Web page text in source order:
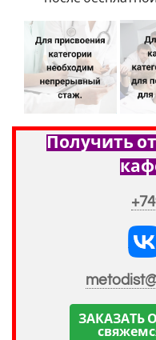
Получить
ЗАКАЗАТЬ